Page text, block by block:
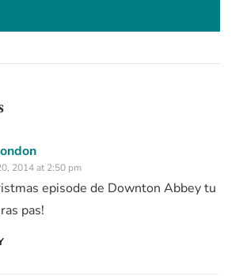
2014 at 2:50 pm
episode de Downton Abbey tu
pas!